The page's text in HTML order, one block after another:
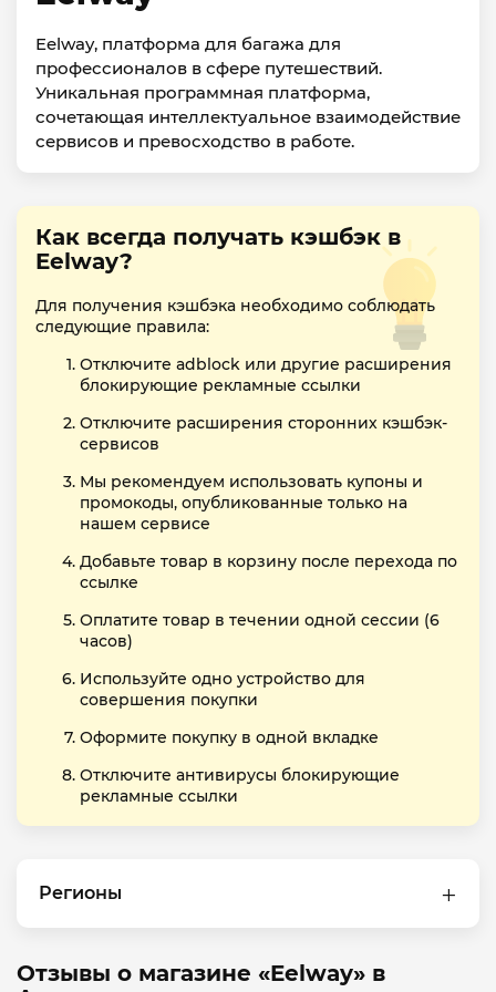
Eelway, платформа для багажа для
профессионалов в сфере путешествий.
Уникальная программная платформа,
сочетающая интеллектуальное взаимодействие
сервисов и превосходство в работе.
Как всегда получать кэшбэк в
Eelway?
Для получения кэшбэка необходимо соблюдать
следующие правила:
Отключите adblock или другие расширения
блокирующие рекламные ссылки
Отключите расширения сторонних кэшбэк-
сервисов
Мы рекомендуем использовать купоны и
промокоды, опубликованные только на
нашем сервисе
Добавьте товар в корзину после перехода по
ссылке
Оплатите товар в течении одной сессии (6
часов)
Используйте одно устройство для
совершения покупки
Оформите покупку в одной вкладке
Отключите антивирусы блокирующие
рекламные ссылки
Регионы
Отзывы о магазине «Eelway» в